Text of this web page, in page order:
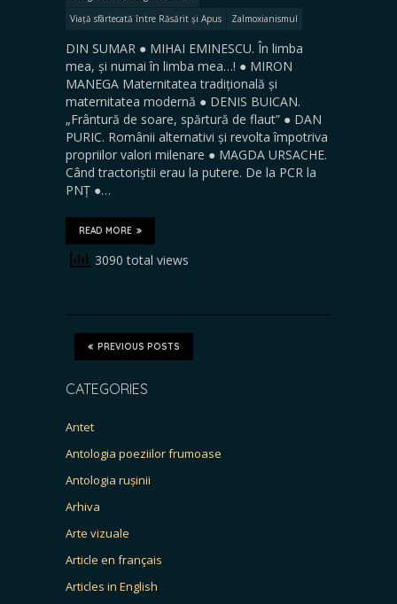
Viață sfârtecată între Răsărit și Apus
Zalmoxianismul
DIN SUMAR ● MIHAI EMINESCU. În limba
mea, și numai în limba mea…! ● MIRON
MANEGA Maternitatea tradițională și
maternitatea modernă ● DENIS BUICAN.
„Frântură de soare, spărtură de flaut” ● DAN
PURIC. Românii alternativi și revolta împotriva
propriilor valori milenare ● MAGDA URSACHE.
Când tractoriștii erau la putere. De la PCR la
PNȚ ●…
READ MORE
3090 total views
PREVIOUS POSTS
CATEGORIES
Antet
Antologia poeziilor frumoase
Antologia rușinii
Arhiva
Arte vizuale
Article en français
Articles in English